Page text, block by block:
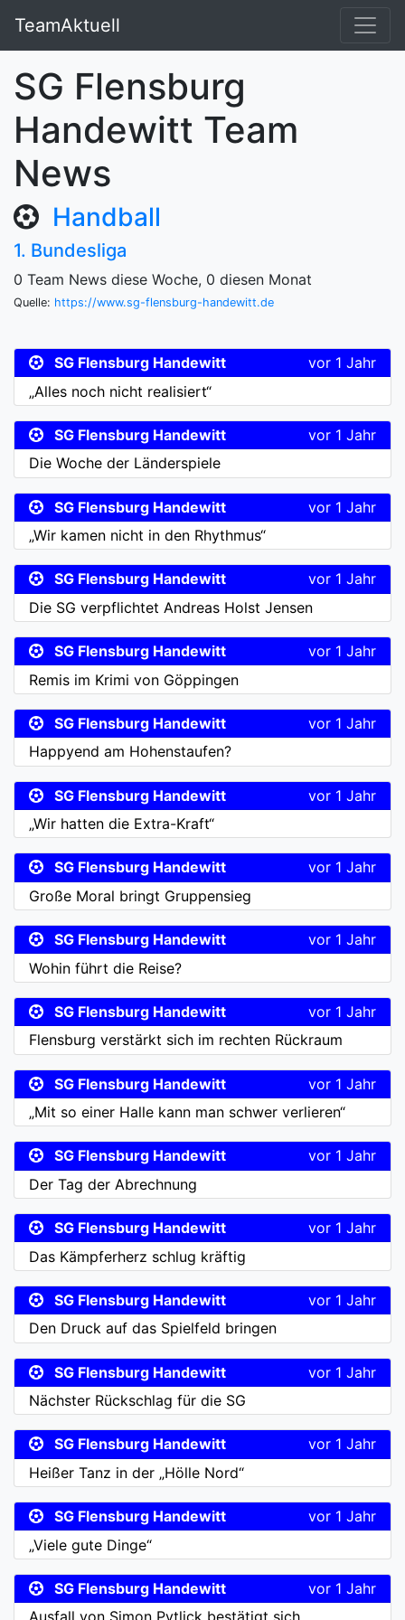
TeamAktuell
SG Flensburg
Handewitt Team
News
Handball
1. Bundesliga
0 Team News diese Woche, 0 diesen Monat
Quelle: https://www.sg-flensburg-handewitt.de
SG Flensburg Handewitt
vor 1 Jahr
„Alles noch nicht realisiert“
SG Flensburg Handewitt
vor 1 Jahr
Die Woche der Länderspiele
SG Flensburg Handewitt
vor 1 Jahr
„Wir kamen nicht in den Rhythmus“
SG Flensburg Handewitt
vor 1 Jahr
Die SG verpflichtet Andreas Holst Jensen
SG Flensburg Handewitt
vor 1 Jahr
Remis im Krimi von Göppingen
SG Flensburg Handewitt
vor 1 Jahr
Happyend am Hohenstaufen?
SG Flensburg Handewitt
vor 1 Jahr
„Wir hatten die Extra-Kraft“
SG Flensburg Handewitt
vor 1 Jahr
Große Moral bringt Gruppensieg
SG Flensburg Handewitt
vor 1 Jahr
Wohin führt die Reise?
SG Flensburg Handewitt
vor 1 Jahr
Flensburg verstärkt sich im rechten Rückraum
SG Flensburg Handewitt
vor 1 Jahr
„Mit so einer Halle kann man schwer verlieren“
SG Flensburg Handewitt
vor 1 Jahr
Der Tag der Abrechnung
SG Flensburg Handewitt
vor 1 Jahr
Das Kämpferherz schlug kräftig
SG Flensburg Handewitt
vor 1 Jahr
Den Druck auf das Spielfeld bringen
SG Flensburg Handewitt
vor 1 Jahr
Nächster Rückschlag für die SG
SG Flensburg Handewitt
vor 1 Jahr
Heißer Tanz in der „Hölle Nord“
SG Flensburg Handewitt
vor 1 Jahr
„Viele gute Dinge“
SG Flensburg Handewitt
vor 1 Jahr